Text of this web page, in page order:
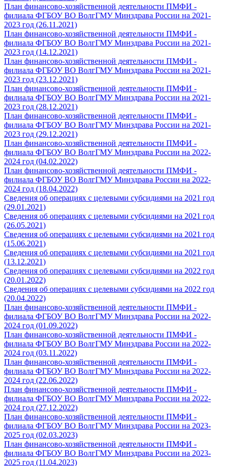
План финансово-хозяйственной деятельности ПМФИ -
филиала ФГБОУ ВО ВолгГМУ Минздрава России на 2021-
2023 год (26.11.2021)
План финансово-хозяйственной деятельности ПМФИ -
филиала ФГБОУ ВО ВолгГМУ Минздрава России на 2021-
2023 год (14.12.2021)
План финансово-хозяйственной деятельности ПМФИ -
филиала ФГБОУ ВО ВолгГМУ Минздрава России на 2021-
2023 год (23.12.2021)
План финансово-хозяйственной деятельности ПМФИ -
филиала ФГБОУ ВО ВолгГМУ Минздрава России на 2021-
2023 год (28.12.2021)
План финансово-хозяйственной деятельности ПМФИ -
филиала ФГБОУ ВО ВолгГМУ Минздрава России на 2021-
2023 год (29.12.2021)
План финансово-хозяйственной деятельности ПМФИ -
филиала ФГБОУ ВО ВолгГМУ Минздрава России на 2022-
2024 год (04.02.2022)
План финансово-хозяйственной деятельности ПМФИ -
филиала ФГБОУ ВО ВолгГМУ Минздрава России на 2022-
2024 год (18.04.2022)
Сведения об операциях с целевыми субсидиями на 2021 год
(29.01.2021)
Сведения об операциях с целевыми субсидиями на 2021 год
(26.05.2021)
Сведения об операциях с целевыми субсидиями на 2021 год
(15.06.2021)
Сведения об операциях с целевыми субсидиями на 2021 год
(13.12.2021)
Сведения об операциях с целевыми субсидиями на 2022 год
(20.01.2022)
Сведения об операциях с целевыми субсидиями на 2022 год
(20.04.2022)
План финансово-хозяйственной деятельности ПМФИ -
филиала ФГБОУ ВО ВолгГМУ Минздрава России на 2022-
2024 год (01.09.2022)
План финансово-хозяйственной деятельности ПМФИ -
филиала ФГБОУ ВО ВолгГМУ Минздрава России на 2022-
2024 год (03.11.2022)
План финансово-хозяйственной деятельности ПМФИ -
филиала ФГБОУ ВО ВолгГМУ Минздрава России на 2022-
2024 год (22.06.2022)
План финансово-хозяйственной деятельности ПМФИ -
филиала ФГБОУ ВО ВолгГМУ Минздрава России на 2022-
2024 год (27.12.2022)
План финансово-хозяйственной деятельности ПМФИ -
филиала ФГБОУ ВО ВолгГМУ Минздрава России на 2023-
2025 год (02.03.2023)
План финансово-хозяйственной деятельности ПМФИ -
филиала ФГБОУ ВО ВолгГМУ Минздрава России на 2023-
2025 год (11.04.2023)